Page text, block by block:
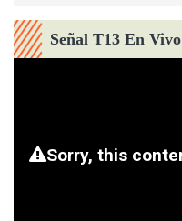
Señal T13 En Vivo